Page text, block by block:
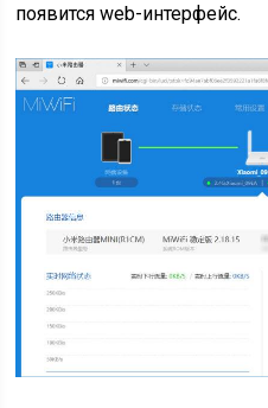
появится web-интерфейс.